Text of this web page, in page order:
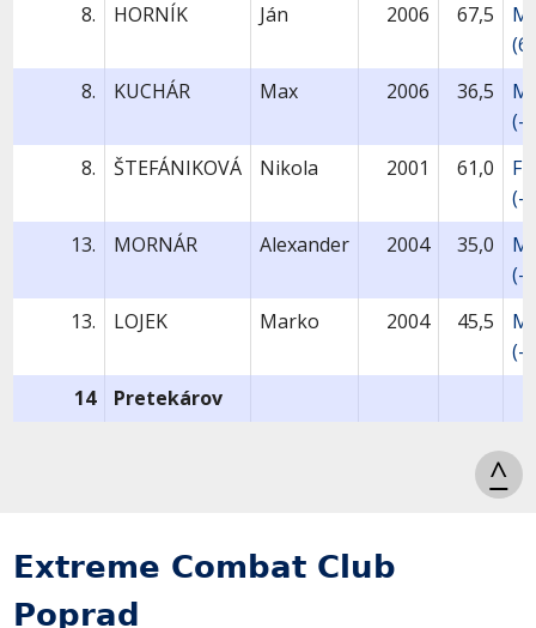
8.
HORNÍK Ján 2006 67,5
8.
KUCHÁR Max 2006 36,5
(-
8.
ŠTEFÁNIKOVÁ Nikola 2001 61,0
(-
13.
MORNÁR Alexander 2004 35,0
(-
13.
LOJEK Marko 2004 45,5
(-
14
Pretekárov
^
Extreme Combat Club
Poprad